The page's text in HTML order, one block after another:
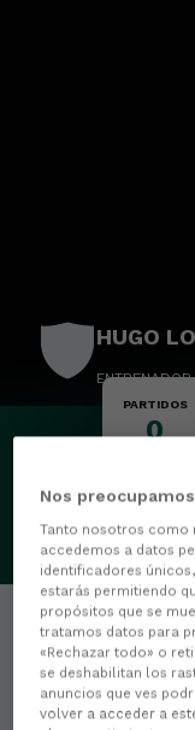
HUGO
ENTRENADOR
PARTIDOS
0
Estadísticas
Nos
Tanto nosotros como
accedemos a datos
identificadores
estarás permitiendo
propósitos que se
tratamos datos para
«Rechazar todo» o
se deshabilitan los
anuncios que ves
volver a acceder a